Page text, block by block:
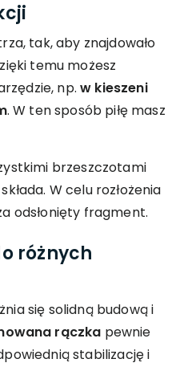
tak, aby znajdowało
temu możesz
np.w kieszeni
. W ten sposób piłę masz
brzeszczotami
W celu rozłożenia
odsłonięty fragment.
różnych
się solidną budową i
rączka pewnie
stabilizację i